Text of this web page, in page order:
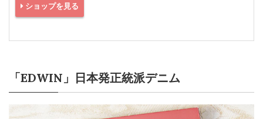
ショップを見る
「EDWIN」日本発正統派デニム